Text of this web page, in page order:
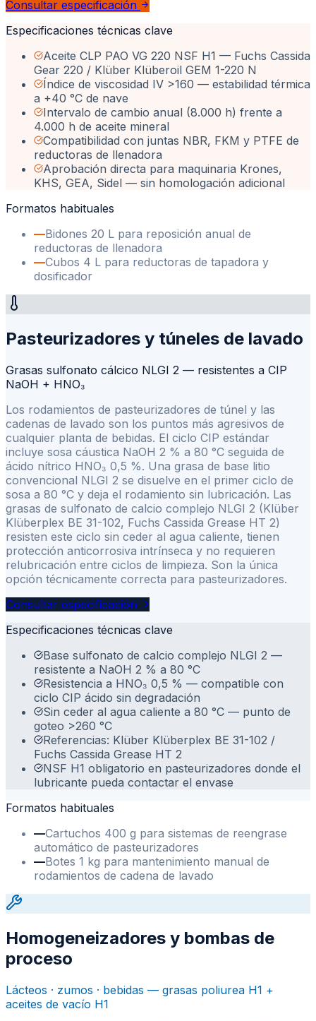
Consultar especificación
Especificaciones técnicas clave
Aceite CLP PAO VG 220 NSF H1 — Fuchs Cassida
Gear 220 / Klüber Klüberoil GEM 1-220 N
Índice de viscosidad IV >160 — estabilidad térmica
a +40 °C de nave
Intervalo de cambio anual (8.000 h) frente a
4.000 h de aceite mineral
Compatibilidad con juntas NBR, FKM y PTFE de
reductoras de llenadora
Aprobación directa para maquinaria Krones,
KHS, GEA, Sidel — sin homologación adicional
Formatos habituales
—Bidones 20 L para reposición anual de
reductoras de llenadora
—Cubos 4 L para reductoras de tapadora y
dosificador
Pasteurizadores y túneles de lavado
Grasas sulfonato cálcico NLGI 2 — resistentes a CIP
NaOH + HNO₃
Los rodamientos de pasteurizadores de túnel y las
cadenas de lavado son los puntos más agresivos de
cualquier planta de bebidas. El ciclo CIP estándar
incluye sosa cáustica NaOH 2 % a 80 °C seguida de
ácido nítrico HNO₃ 0,5 %. Una grasa de base litio
convencional NLGI 2 se disuelve en el primer ciclo de
sosa a 80 °C y deja el rodamiento sin lubricación. Las
grasas de sulfonato de calcio complejo NLGI 2 (Klüber
Klüberplex BE 31-102, Fuchs Cassida Grease HT 2)
resisten este ciclo sin ceder al agua caliente, tienen
protección anticorrosiva intrínseca y no requieren
relubricación entre ciclos de limpieza. Son la única
opción técnicamente correcta para pasteurizadores.
Consultar especificación
Especificaciones técnicas clave
Base sulfonato de calcio complejo NLGI 2 —
resistente a NaOH 2 % a 80 °C
Resistencia a HNO₃ 0,5 % — compatible con
ciclo CIP ácido sin degradación
Sin ceder al agua caliente a 80 °C — punto de
goteo >260 °C
Referencias: Klüber Klüberplex BE 31-102 /
Fuchs Cassida Grease HT 2
NSF H1 obligatorio en pasteurizadores donde el
lubricante pueda contactar el envase
Formatos habituales
—Cartuchos 400 g para sistemas de reengrase
automático de pasteurizadores
—Botes 1 kg para mantenimiento manual de
rodamientos de cadena de lavado
Homogeneizadores y bombas de
proceso
Lácteos · zumos · bebidas — grasas poliurea H1 +
aceites de vacío H1